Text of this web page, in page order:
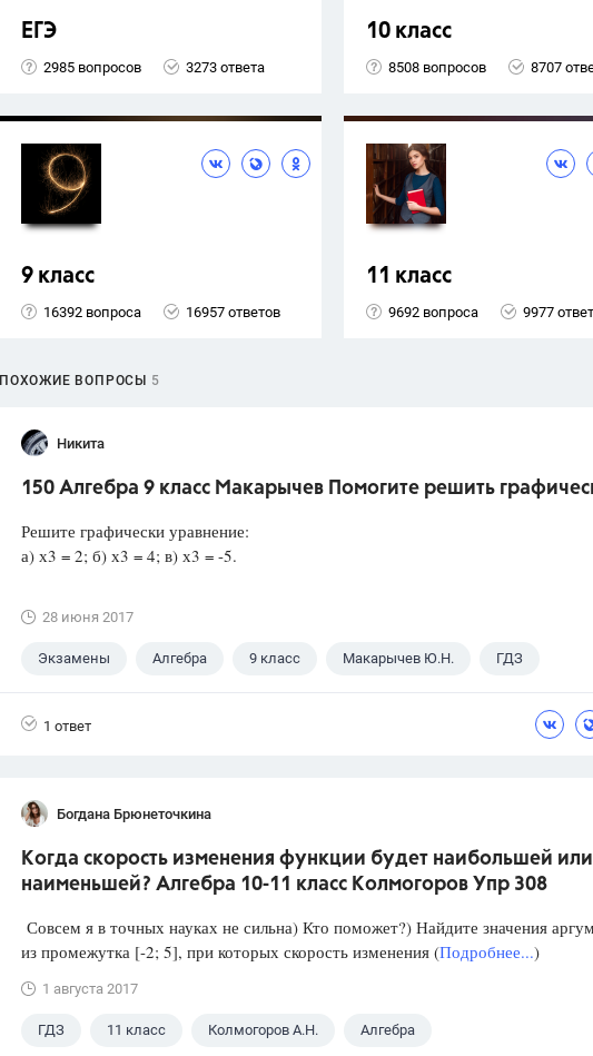
ЕГЭ
2985 вопросов 3273 ответа
10 класс
8508 вопросов 8707
9 класс
16392 вопроса 16957 ответов
11 класс
9692 вопроса 9977
ПОХОЖИЕ ВОПРОСЫ 5
Никита
150 Алгебра 9 класс Макарычев Помогите решить
Решите графически уравнение:
а) х3 = 2; б) х3 = 4; в) х3 = -5.
28 июня 2017
Экзамены Алгебра 9 класс Макарычев Ю.Н. ГДЗ
1 ответ
Богдана Брюнеточкина
Когда скорость изменения функции будет наибольшей или
наименьшей? Алгебра 10-11 класс Колмогоров Упр 308
Совсем я в точных науках не сильна) Кто поможет?) Найдите значения
из промежутка [-2; 5], при которых скорость изменения (Подробнее...)
1 августа 2017
ГДЗ 11 класс Колмогоров А.Н. Алгебра